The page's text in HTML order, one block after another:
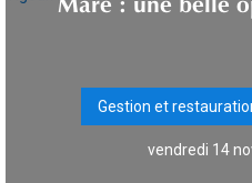
Gestion et
vendredi 14